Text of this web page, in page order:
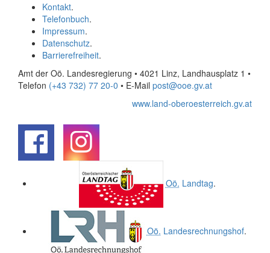
Kontakt.
Telefonbuch.
Impressum.
Datenschutz.
Barrierefreiheit.
Amt der Oö. Landesregierung • 4021 Linz, Landhausplatz 1 •
Telefon (+43 732) 77 20-0 • E-Mail post@ooe.gv.at
www.land-oberoesterreich.gv.at
Oö. Landtag.
Oö. Landesrechnungshof.